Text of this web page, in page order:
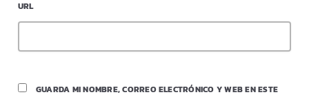
URL
GUARDA MI NOMBRE, CORREO ELECTRÓNICO Y WEB EN ESTE